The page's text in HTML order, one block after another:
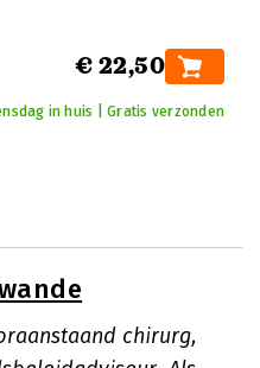
€ 22,50
in huis | Gratis verzonden
chirurg,